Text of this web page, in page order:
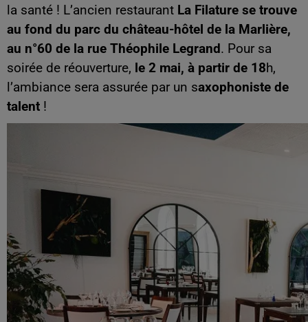
la santé ! L’ancien restaurant La Filature se trouve
au fond du parc du château-hôtel de la Marlière,
au n°60 de la rue Théophile Legrand . Pour sa
soirée de réouverture, le 2 mai, à partir de 18h,
l’ambiance sera assurée par un saxophoniste de
talent !